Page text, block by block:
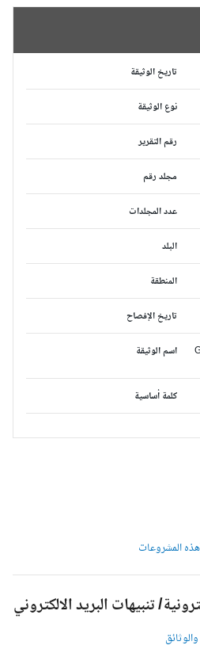
تاريخ الوثيقة
نوع الوثيقة
رقم التقرير
مجلد رقم
عدد المجلدات
البلد
المنطقة
تاريخ الإفصاح
اسم الوثيقة
كلمة أساسية
المشروعات
تنبيهات البريد الالكتروني